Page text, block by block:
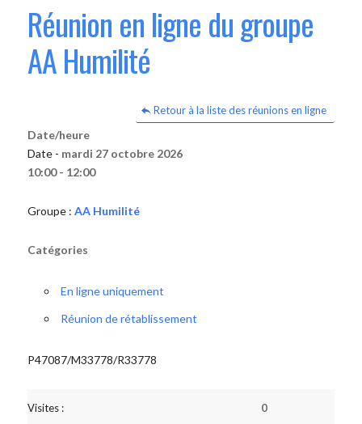
Réunion en ligne du groupe
AA Humilité
Retour à la liste des réunions en ligne
Date/heure
Date - mardi 27 octobre 2026
10:00 - 12:00
Groupe : AA Humilité
Catégories
En ligne uniquement
Réunion de rétablissement
P47087/M33778/R33778
Visites : 0